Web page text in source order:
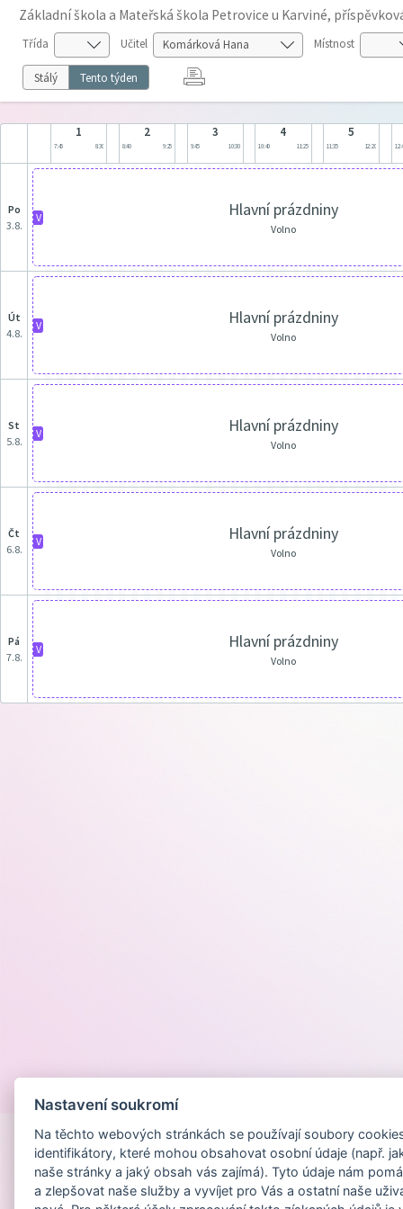
Základní škola a Mateřská škola Petrovice u Karviné,
Třída Učitel Místnost
Stálý Tento týden
1
7:45 8:30
2
8:40 9:25
3
9:45 10:30
4
10:40 11:25
5
11:35 12:20
po
3.8.
V Hlavní prázdniny
Volno
út
4.8.
V Hlavní prázdniny
Volno
st
5.8.
V Hlavní prázdniny
Volno
čt
6.8.
V Hlavní prázdniny
Volno
pá
7.8.
V Hlavní prázdniny
Volno
Nastavení soukromí
Na těchto webových stránkách se používají soubory
identifikátory, které mohou obsahovat osobní údaje (např.
naše stránky a jaký obsah vás zajímá). Tyto údaje nám
a zlepšovat naše služby a vyvíjet pro Vás a ostatní naše